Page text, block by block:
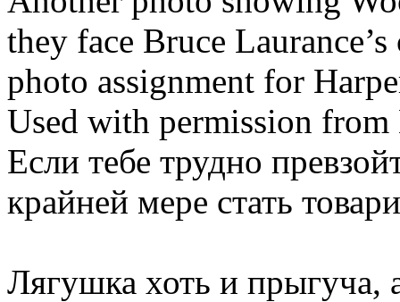
they face Bruce
photo assignment for
Used with permission from
Если тебе трудно
крайней мере стать
Лягушка хоть и прыгуча,